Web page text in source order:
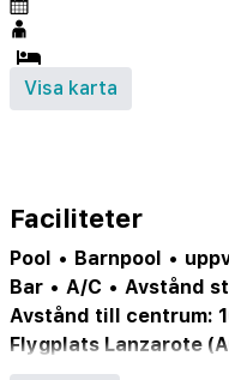
Visa karta
Faciliteter
Pool • Barnpool •
Bar • A/C • Avstånd
Avstånd till centrum:
Flygplats Lanzarote